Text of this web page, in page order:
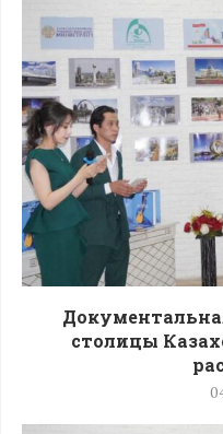
столицы